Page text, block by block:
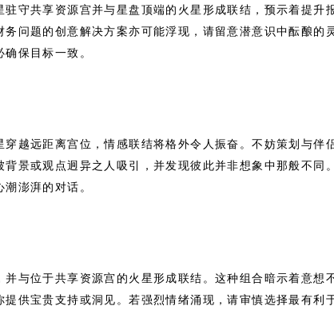
守共享资源宫并与星盘顶端的火星形成联结，预示着提升
问题的创意解决方案亦可能浮现，请留意潜意识中酝酿的
保目标一致。
越远距离宫位，情感联结将格外令人振奋。不妨策划与伴
景或观点迥异之人吸引，并发现彼此并非想象中那般不同
澎湃的对话。
与位于共享资源宫的火星形成联结。这种组合暗示着意想
供宝贵支持或洞见。若强烈情绪涌现，请审慎选择最有利